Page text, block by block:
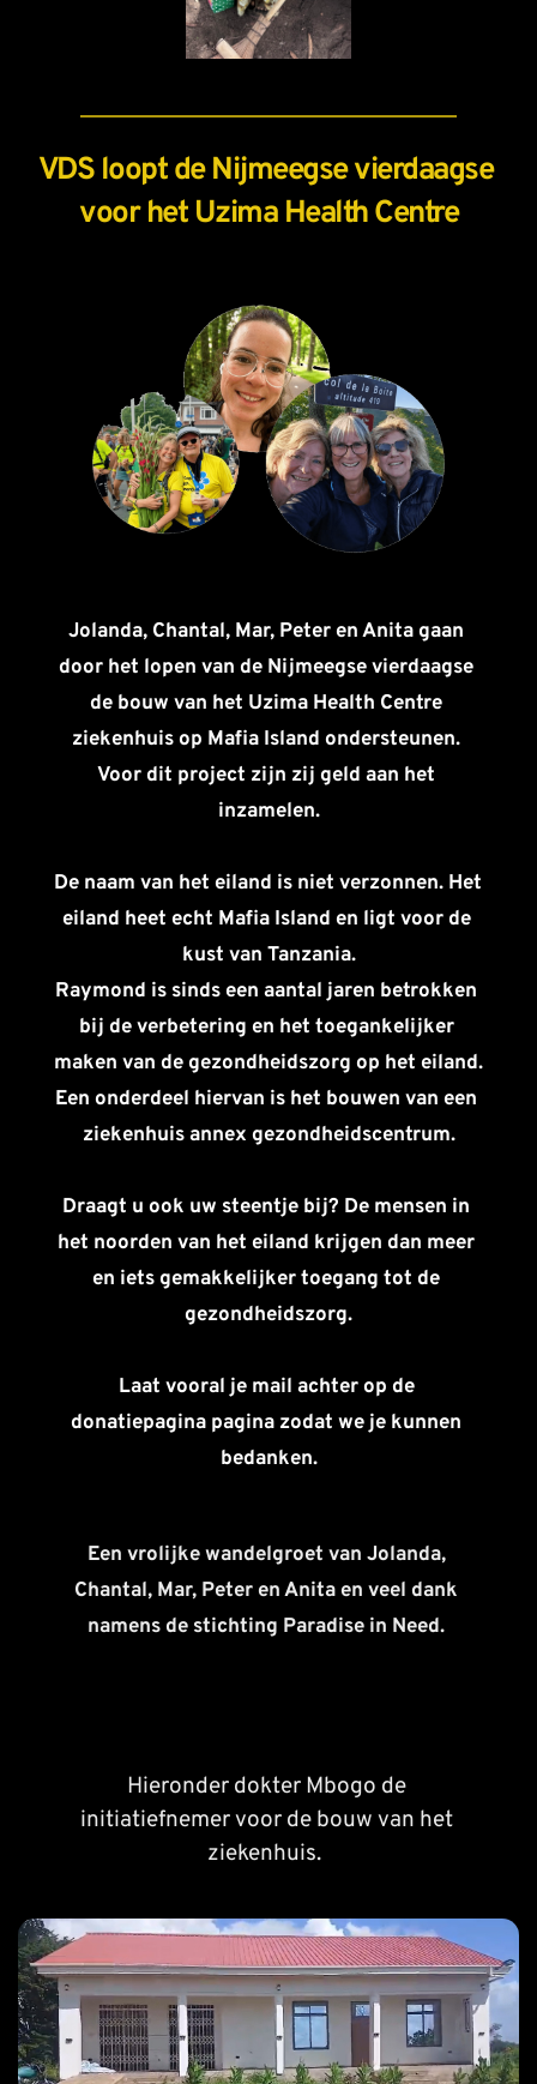
VDS loopt de Nijmeegse vierdaagse
voor het Uzima Health Centre
Jolanda, Chantal, Mar, Peter en Anita gaan
door het lopen van de Nijmeegse vierdaagse
de bouw van het Uzima Health Centre
ziekenhuis op Mafia Island ondersteunen.
Voor dit project zijn zij geld aan het
inzamelen.
De naam van het eiland is niet verzonnen. Het
eiland heet echt Mafia Island en ligt voor de
kust van Tanzania.
Raymond is sinds een aantal jaren betrokken
bij de verbetering en het toegankelijker
maken van de gezondheidszorg op het eiland.
Een onderdeel hiervan is het bouwen van een
ziekenhuis annex gezondheidscentrum.
Draagt u ook uw steentje bij? De mensen in
het noorden van het eiland krijgen dan meer
en iets gemakkelijker toegang tot de
gezondheidszorg.
Laat vooral je mail achter op de
donatiepagina pagina zodat we je kunnen
bedanken.
Een vrolijke wandelgroet van Jolanda,
Chantal, Mar, Peter en Anita en veel dank
namens de stichting Paradise in Need.
Hieronder dokter Mbogo de
initiatiefnemer voor de bouw van het
ziekenhuis. .